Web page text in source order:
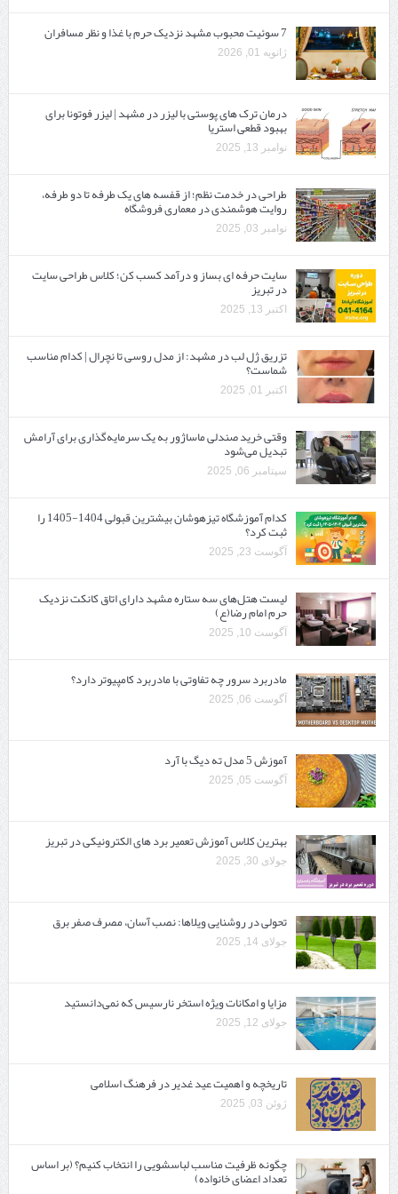
7 سوئیت محبوب مشهد نزدیک حرم با غذا و نظر مسافران
ژانویه 01, 2026
درمان ترک های پوستی با لیزر در مشهد | لیزر فوتونا برای
بهبود قطعی استریا
نوامبر 13, 2025
طراحی در خدمت نظم؛ از قفسه ‌های یک‌ طرفه تا دو طرفه،
روایت هوشمندی در معماری فروشگاه
نوامبر 03, 2025
سایت حرفه ‌ای بساز و درآمد کسب کن؛ کلاس طراحی سایت
در تبریز
اکتبر 13, 2025
تزریق ژل لب در مشهد: از مدل روسی تا نچرال | کدام مناسب
شماست؟
اکتبر 01, 2025
وقتی خرید صندلی ماساژور به یک سرمایه‌گذاری برای آرامش
تبدیل می‌شود
سپتامبر 06, 2025
کدام آموزشگاه تیزهوشان بیشترین قبولی 1404-1405 را
ثبت کرد؟
آگوست 23, 2025
لیست هتل‌های سه ستاره مشهد دارای اتاق کانکت نزدیک
حرم امام رضا(ع)
آگوست 10, 2025
مادربرد سرور چه تفاوتی با مادربرد کامپیوتر دارد؟
آگوست 06, 2025
آموزش 5 مدل ته دیگ با آرد
آگوست 05, 2025
بهترین کلاس آموزش تعمیر برد های الکترونیکی در تبریز
جولای 30, 2025
تحولی در روشنایی ویلاها: نصب آسان، مصرف صفر برق
جولای 14, 2025
مزایا و امکانات ویژه استخر نارسیس که نمی‌دانستید
جولای 12, 2025
تاریخچه و اهمیت عید غدیر در فرهنگ اسلامی
ژوئن 03, 2025
چگونه ظرفیت مناسب لباسشویی را انتخاب کنیم؟ (بر اساس
تعداد اعضای خانواده)